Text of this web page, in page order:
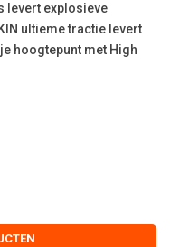
levert explosieve
ultieme tractie levert
hoogtepunt met High